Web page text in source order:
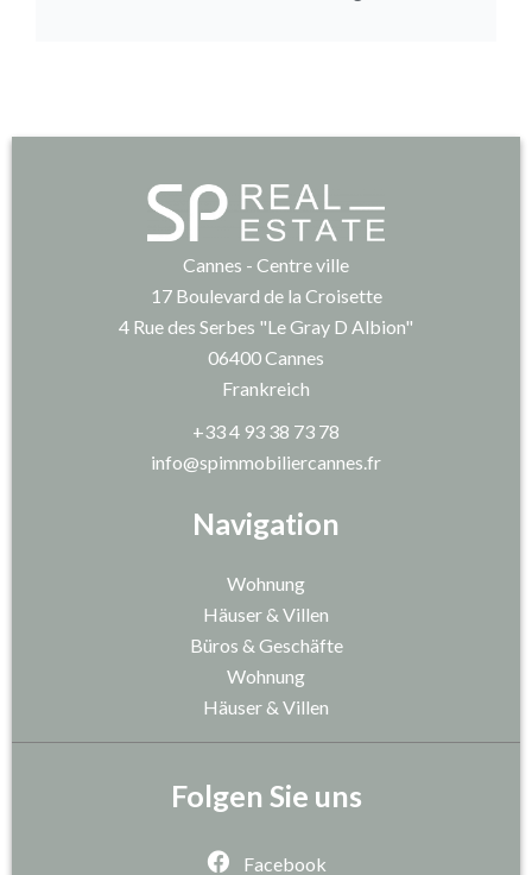
Navigation
Wohnung
Häuser & Villen
Büros & Geschäfte
Wohnung
Häuser & Villen
Cannes - Centre ville
17 Boulevard de la Croisette
4 Rue des Serbes "Le Gray D Albion"
06400Cannes
Frankreich
+33 4 93 38 73 78
info@spimmobiliercannes.fr
Folgen Sie uns
Facebook